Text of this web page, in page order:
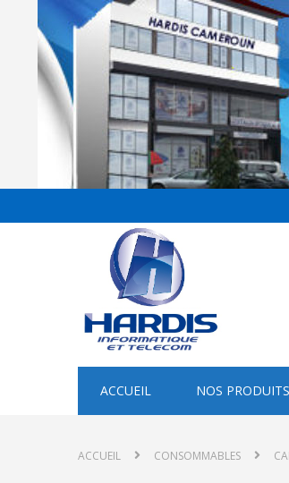
ACCUEIL NOS PRODUITS
ACCUEIL CONSOMMABLES